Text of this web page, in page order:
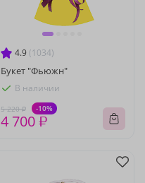
4.9 (1034)
Букет "Фьюжн"
В наличии
5 220 ₽ -10%
4 700 ₽